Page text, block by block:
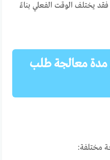
يختلف الوقت الفعلي بناءً
مدة معالجة طلب
مختلفة: